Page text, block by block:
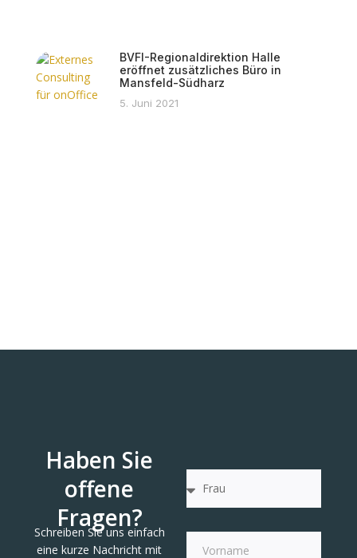
BVFI-Regionaldirektion Halle
eröffnet zusätzliches Büro in
Mansfeld-Südharz
5. Juni 2021
Haben Sie
offene
Fragen?
Schreiben Sie uns einfach
eine kurze Nachricht mit